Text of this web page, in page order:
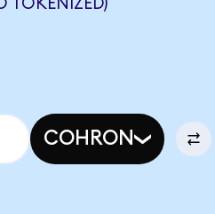
TOKENIZED)
COHRON